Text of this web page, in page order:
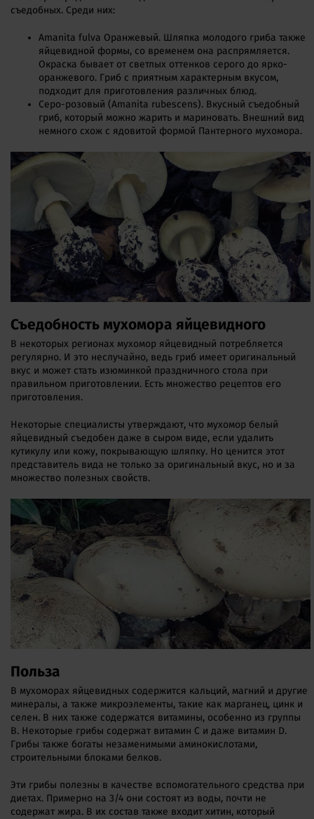
съедобных. Среди них:
Amanita fulva Оранжевый. Шляпка молодого гриба также
яйцевидной формы, со временем она распрямляется.
Окраска бывает от светлых оттенков серого до ярко-
оранжевого. Гриб с приятным характерным вкусом,
подходит для приготовления различных блюд.
Серо-розовый (Amanita rubescens). Вкусный съедобный
гриб, который можно жарить и мариновать. Внешний вид
немного схож с ядовитой формой Пантерного мухомора.
Съедобность мухомора яйцевидного
В некоторых регионах мухомор яйцевидный потребляется
регулярно. И это неслучайно, ведь гриб имеет оригинальный
вкус и может стать изюминкой праздничного стола при
правильном приготовлении. Есть множество рецептов его
приготовления.
Некоторые специалисты утверждают, что мухомор белый
яйцевидный съедобен даже в сыром виде, если удалить
кутикулу или кожу, покрывающую шляпку. Но ценится этот
представитель вида не только за оригинальный вкус, но и за
множество полезных свойств.
Польза
В мухоморах яйцевидных содержится кальций, магний и другие
минералы, а также микроэлементы, такие как марганец, цинк и
селен. В них также содержатся витамины, особенно из группы
В. Некоторые грибы содержат витамин С и даже витамин D.
Грибы также богаты незаменимыми аминокислотами,
строительными блоками белков.
Эти грибы полезны в качестве вспомогательного средства при
диетах. Примерно на 3/4 они состоят из воды, почти не
содержат жира. В их состав также входит хитин, который